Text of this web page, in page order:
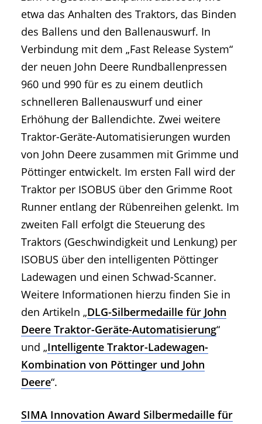
etwa das Anhalten des Traktors, das Binden
des Ballens und den Ballenauswurf. In
Verbindung mit dem „Fast Release System“
der neuen John Deere Rundballenpressen
960 und 990 für es zu einem deutlich
schnelleren Ballenauswurf und einer
Erhöhung der Ballendichte. Zwei weitere
Traktor-Geräte-Automatisierungen wurden
von John Deere zusammen mit Grimme und
Pöttinger entwickelt. Im ersten Fall wird der
Traktor per ISOBUS über den Grimme Root
Runner entlang der Rübenreihen gelenkt. Im
zweiten Fall erfolgt die Steuerung des
Traktors (Geschwindigkeit und Lenkung) per
ISOBUS über den intelligenten Pöttinger
Ladewagen und einen Schwad-Scanner.
Weitere Informationen hierzu finden Sie in
den Artikeln „DLG-Silbermedaille für John
Deere Traktor-Geräte-Automatisierung“
und „Intelligente Traktor-Ladewagen-
Kombination von Pöttinger und John
Deere“.
SIMA Innovation Award Silbermedaille für